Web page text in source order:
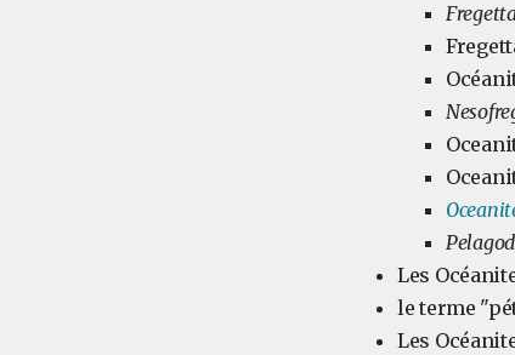
Les
le terme
Les